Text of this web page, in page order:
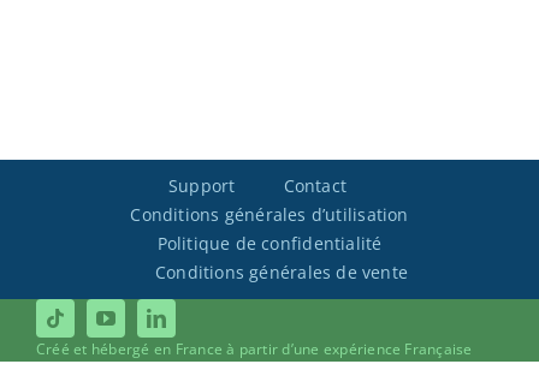
Support
Contact
Conditions générales d’utilisation
Politique de confidentialité
Conditions générales de vente
Créé et hébergé en France à partir d’une expérience Française